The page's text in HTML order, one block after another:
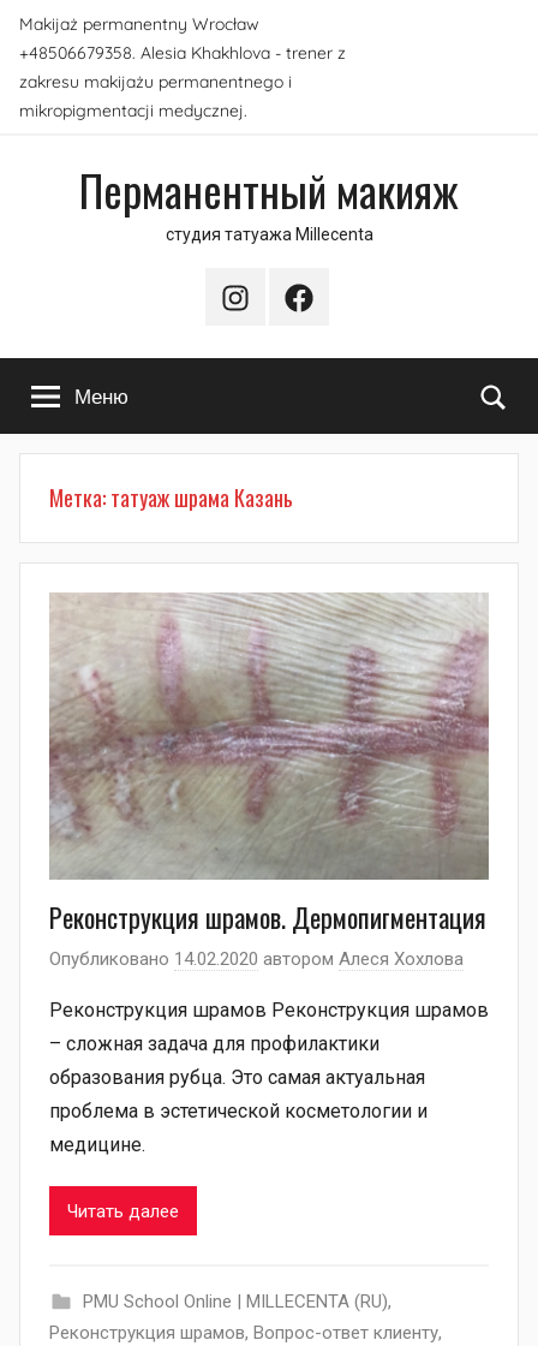
Перейти
содержимому
Makijaż permanentny Wrocław
+48506679358. Alesia Khakhlova - trener z
zakresu makijażu permanentnego i
mikropigmentacji medycznej.
Перманентный макияж
студия татуажа Millecenta
InstagramFacebook
Меню
Метка:татуаж шрама Казань
Реконструкция шрамов. Дермопигментация
Опубликовано 14.02.2020 автором Алеся Хохлова
Реконструкция шрамов Реконструкция шрамов
– сложная задача для профилактики
образования рубца. Это самая актуальная
проблема в эстетической косметологии и
медицине.
Читать далее
PMU School Online | MILLECENTA (RU),
Pеконструкция шрамов, Вопрос-ответ клиенту,